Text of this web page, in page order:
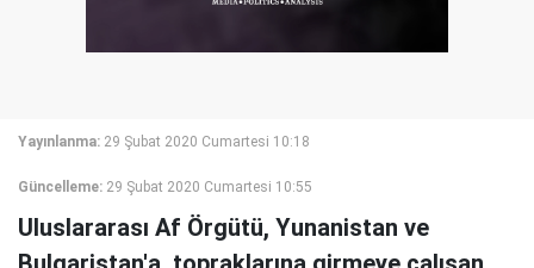
Yayınlanma: 29 Şubat 2020 Cumartesi 10:18
Güncelleme: 29 Şubat 2020 Cumartesi 10:55
Uluslararası Af Örgütü, Yunanistan ve